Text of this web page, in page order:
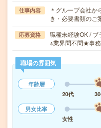
仕事内容
＊グループ会社か
き・必要書類の
応募資格
職種未経験OK / ブ
※業界問不問★事
職場の雰囲気
年齢層
20代
男女比率
女性